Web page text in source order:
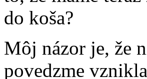
do koša?
Môj názor je, že
povedzme